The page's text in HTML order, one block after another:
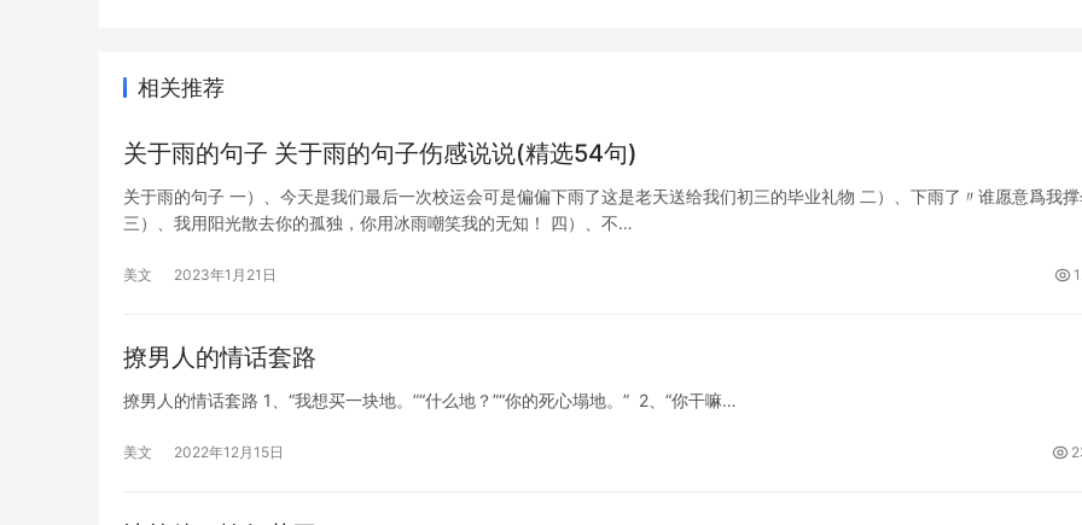
相关推荐
关于雨的句子 关于雨的句子伤感说说(精选54句)
关于雨的句子 一）、今天是我们最后一次校运会可是偏偏下雨了这是老天送给我们初三的毕业礼物 二）、下雨了〃谁愿意爲我
三）、我用阳光散去你的孤独，你用冰雨嘲笑我的无知！ 四）、不…
美文 2023年1月21日
撩男人的情话套路
撩男人的情话套路 1、“我想买一块地。”“什么地？”“你的死心塌地。” 2、“你干嘛…
美文 2022年12月15日